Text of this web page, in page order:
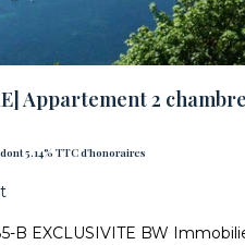
Appartement 2
dont 5.14% TTC d'honoraires
B EXCLUSIVITE BW